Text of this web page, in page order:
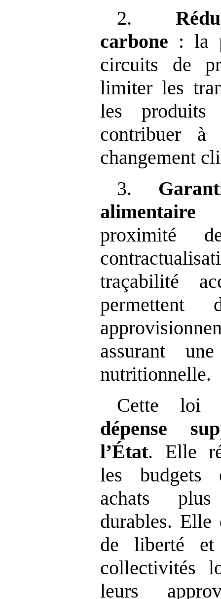
2.
carbone : la
circuits de
limiter les
les
contribuer
changement
3.
alimentaire
proximité
traçabilité
permettent
assurant
nutritionnelle.
Cette loi
dépense
l’État. Elle
les budgets
achats
durables. Elle
de liberté et
collectivités
leurs